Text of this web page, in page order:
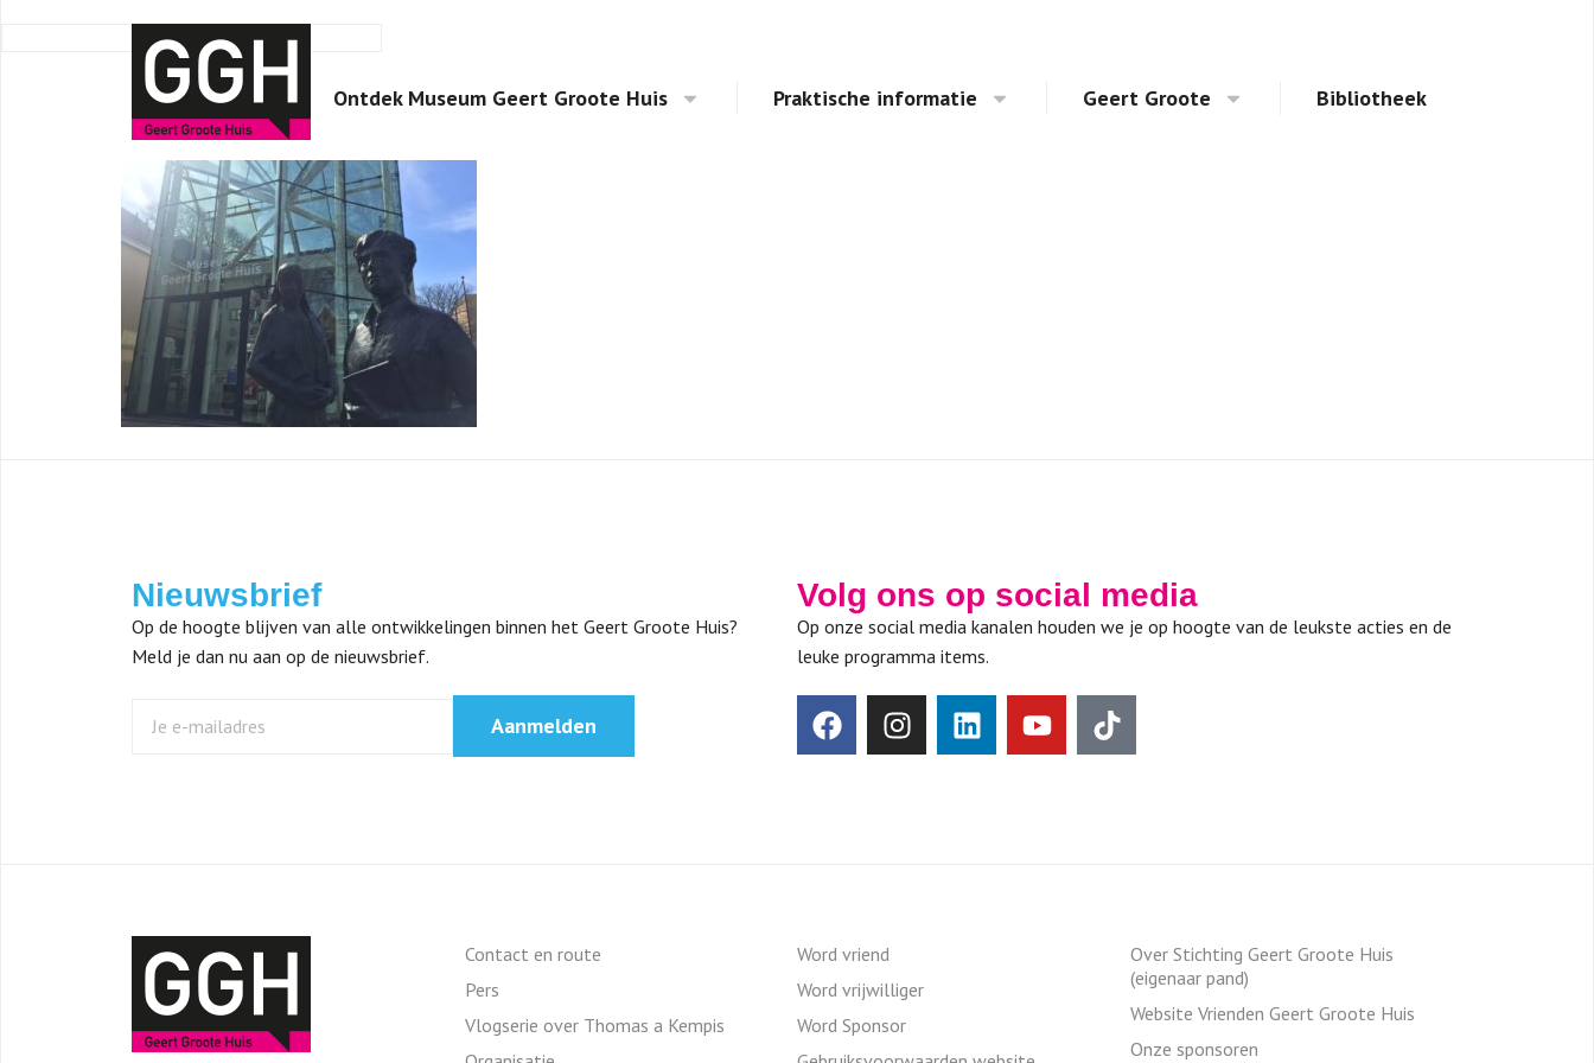
Ontdek Museum Geert Groote Huis Praktische informatie Geert Groote Bibliotheek
Nieuwsbrief
Op de hoogte blijven van alle ontwikkelingen binnen het Geert Groote Huis?
Meld je dan nu aan op de nieuwsbrief.
Aanmelden
Volg ons op social media
Op onze social media kanalen houden we je op hoogte van de leukste acties en de
leuke programma items.
Contact en route
Pers
Vlogserie over Thomas a Kempis
Word vriend
Word vrijwilliger
Word Sponsor
Over Stichting Geert Groote Huis
(eigenaar pand)
Website Vrienden Geert Groote Huis
Onze sponsoren